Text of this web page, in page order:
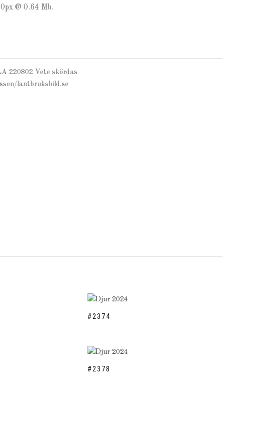
@ 0.64 Mb.
220802 Vete skördas
lantbruksbild.se
#2374
#2378